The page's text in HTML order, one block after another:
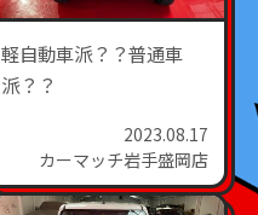
軽自動車派？？普通車
派？？
2023.08.17
カーマッチ岩手盛岡店